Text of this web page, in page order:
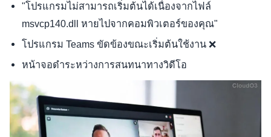
"โปรแกรมไม่สามารถเริ่มต้นได้เนื่องจากไฟล์
msvcp140.dll หายไปจากคอมพิวเตอร์ของคุณ"
โปรแกรม Teams ขัดข้องขณะเริ่มต้นใช้งาน ❌
หน้าจอดำระหว่างการสนทนาทางวิดีโอ